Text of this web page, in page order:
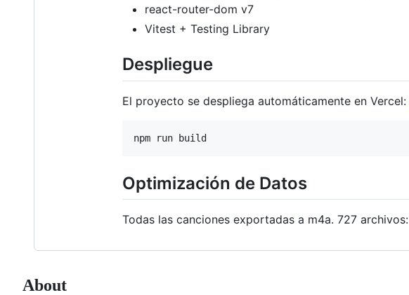
react-router-dom v7
Vitest + Testing Library
Despliegue
El proyecto se despliega automáticamente en Vercel:
npm run build
Optimización de Datos
Todas las canciones exportadas a m4a. 727 archivos:
About